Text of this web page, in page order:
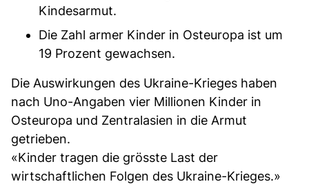
Kindesarmut.
Die Zahl armer Kinder in Osteuropa ist um
19 Prozent gewachsen.
Die Auswirkungen des Ukraine-Krieges haben
nach Uno-Angaben vier Millionen Kinder in
Osteuropa und Zentralasien in die Armut
getrieben.
«Kinder tragen die grösste Last der
wirtschaftlichen Folgen des Ukraine-Krieges.»